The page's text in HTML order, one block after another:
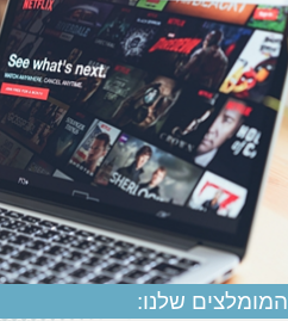
המומלצים שלנו: